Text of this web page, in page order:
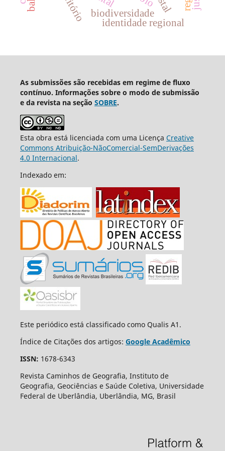
biodiversidade
identidade regional
As submissões são recebidas em regime de fluxo
contínuo. Informações sobre o modo de submissão
e da revista na seção SOBRE.
Esta obra está licenciada com uma Licença Creative
Commons Atribuição-NãoComercial-SemDerivações
4.0 Internacional.
Indexado em:
Este periódico está classificado como Qualis A1.
Índice de Citações dos artigos: Google Acadêmico
ISSN: 1678-6343
Revista Caminhos de Geografia, Instituto de
Geografia, Geociências e Saúde Coletiva, Universidade
Federal de Uberlândia, Uberlândia, MG, Brasil